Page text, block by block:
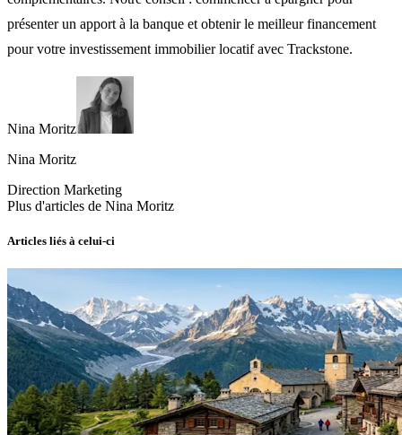
présenter un apport à la banque et obtenir le meilleur financement
pour votre investissement immobilier locatif avec Trackstone.
Nina Moritz
Nina Moritz
Direction Marketing
Plus d'articles de Nina Moritz
Articles liés à celui-ci